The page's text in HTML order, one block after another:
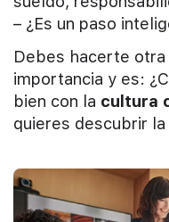
– ¿Es un paso
Debes hacerte otra
importancia y es:
bien con la cultura
quieres descubrir